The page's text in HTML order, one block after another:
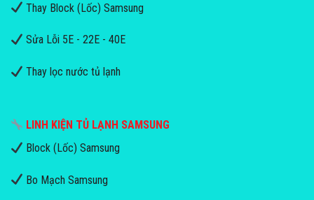
Thay Block (Lốc) Samsung
Sửa Lỗi 5E - 22E - 40E
Thay lọc nước tủ lạnh
LINH KIỆN TỦ LẠNH SAMSUNG
Block (Lốc) Samsung
Bo Mạch Samsung